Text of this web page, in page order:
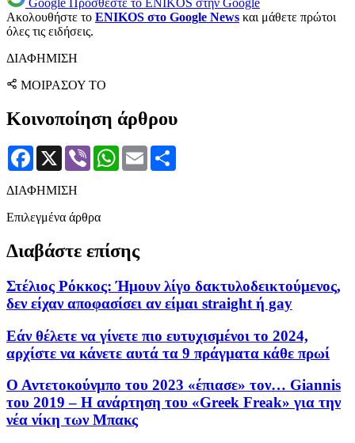
Google Προσθέστε το ENIKOS στην Google
Ακολουθήστε το ENIKOS στο Google News και μάθετε πρώτοι
όλες τις ειδήσεις.
ΔΙΑΦΗΜΙΣΗ
ΜΟΙΡΑΣΟΥ ΤΟ
Κοινοποίηση άρθρου
Facebook
X Viber WhatsApp
Email
ΔΙΑΦΗΜΙΣΗ
Επιλεγμένα άρθρα
Διαβάστε επίσης
Στέλιος Ρόκκος: Ήμουν λίγο δακτυλοδεικτούμενος,
δεν είχαν αποφασίσει αν είμαι straight ή gay
Εάν θέλετε να γίνετε πιο ευτυχισμένοι το 2024,
αρχίστε να κάνετε αυτά τα 9 πράγματα κάθε πρωί
Ο Αντετοκούνμπο του 2023 «έπιασε» τον… Giannis
του 2019 – Η ανάρτηση του «Greek Freak» για την
νέα νίκη των Μπακς